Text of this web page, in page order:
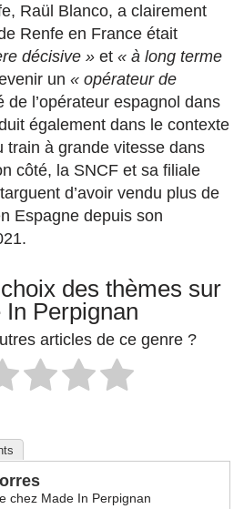
Raül Blanco, a clairement
Renfe en France était
décisive » et « à long terme
un « opérateur de
de l’opérateur espagnol dans
également dans le contexte
train à grande vitesse dans
côté, la SNCF et sa filiale
d’avoir vendu plus de
Espagne depuis son
des thèmes sur
In Perpignan
articles de ce genre ?
chez Made In Perpignan